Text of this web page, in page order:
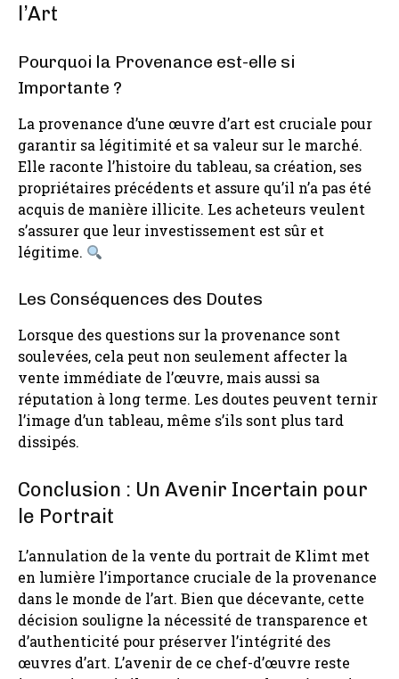
l’Art
Pourquoi la Provenance est-elle si
Importante ?
La provenance d’une œuvre d’art est cruciale pour
garantir sa légitimité et sa valeur sur le marché.
Elle raconte l’histoire du tableau, sa création, ses
propriétaires précédents et assure qu’il n’a pas été
acquis de manière illicite. Les acheteurs veulent
s’assurer que leur investissement est sûr et
légitime.
Les Conséquences des Doutes
Lorsque des questions sur la provenance sont
soulevées, cela peut non seulement affecter la
vente immédiate de l’œuvre, mais aussi sa
réputation à long terme. Les doutes peuvent ternir
l’image d’un tableau, même s’ils sont plus tard
dissipés.
Conclusion : Un Avenir Incertain pour
le Portrait
L’annulation de la vente du portrait de Klimt met
en lumière l’importance cruciale de la provenance
dans le monde de l’art. Bien que décevante, cette
décision souligne la nécessité de transparence et
d’authenticité pour préserver l’intégrité des
œuvres d’art. L’avenir de ce chef-d’œuvre reste